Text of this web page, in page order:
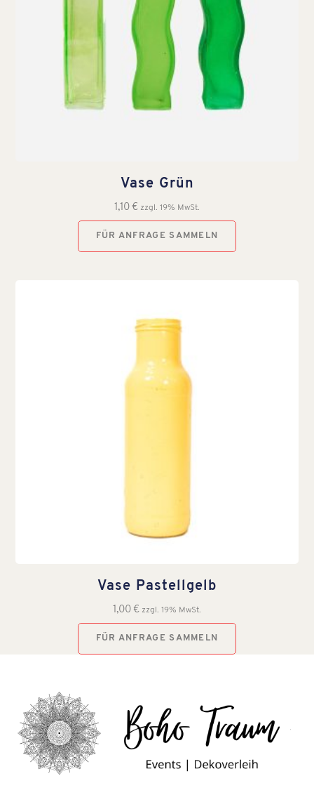
Vase Grün
1,10 € zzgl. 19% MwSt.
FÜR ANFRAGE SAMMELN
Vase Pastellgelb
1,00 € zzgl. 19% MwSt.
FÜR ANFRAGE SAMMELN